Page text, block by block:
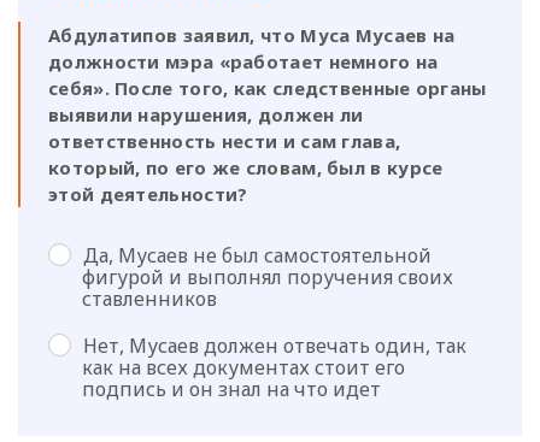
Абдулатипов заявил, что Муса Мусаев на
должности мэра «работает немного на
себя». После того, как следственные органы
выявили нарушения, должен ли
ответственность нести и сам глава,
который, по его же словам, был в курсе
этой деятельности?
Да, Мусаев не был самостоятельной
фигурой и выполнял поручения своих
ставленников
Нет, Мусаев должен отвечать один, так
как на всех документах стоит его
подпись и он знал на что идет